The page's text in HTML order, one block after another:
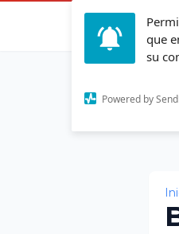
que
su
Powered by